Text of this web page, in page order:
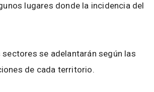
lugares donde la incidencia del
se adelantarán según las
de cada territorio.